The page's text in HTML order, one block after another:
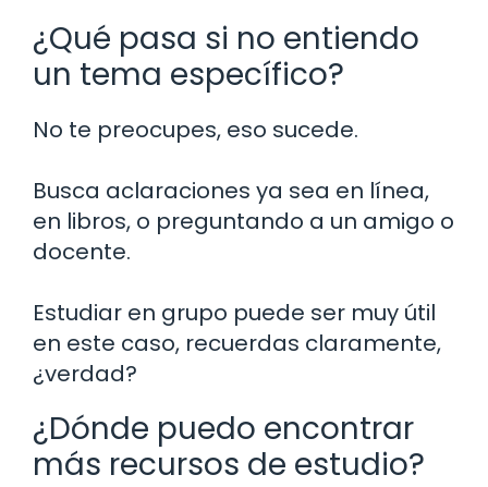
¿Qué pasa si no entiendo
un tema específico?
No te preocupes, eso sucede.
Busca aclaraciones ya sea en línea,
en libros, o preguntando a un amigo o
docente.
Estudiar en grupo puede ser muy útil
en este caso, recuerdas claramente,
¿verdad?
¿Dónde puedo encontrar
más recursos de estudio?